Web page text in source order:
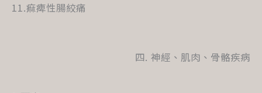
11.痲痺性腸絞痛
四. 神經、肌肉、骨骼疾病